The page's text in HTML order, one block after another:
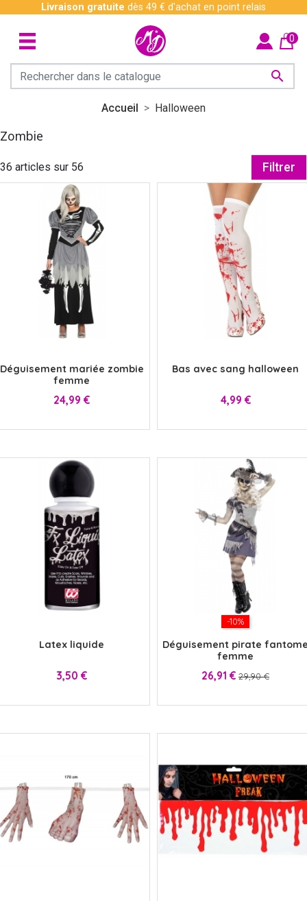
Livraison gratuite dès 49 € d'achat en point relais

0
Accueil Halloween
Zombie
36 articles sur 56 Filtrer
Déguisement mariée zombie
femme
Prix
24,99 €
Bas avec sang halloween
Prix
4,99 €
Latex liquide
Prix
3,50 €
-10%
Déguisement pirate
femme
Prix
26,91 € Prix
29,90 €